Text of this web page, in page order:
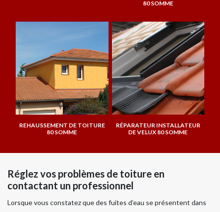
80 SOMME
REHAUSSEMENT DE TOITURE
80 SOMME
RÉPARATEUR INSTALLATEUR
DE VELUX 80 SOMME
Réglez vos problèmes de toiture en
contactant un professionnel
Lorsque vous constatez que des fuites d’eau se présentent dans